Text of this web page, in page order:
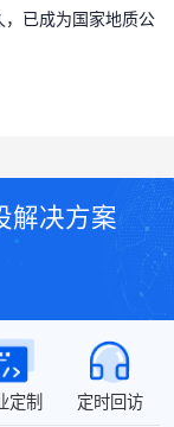
已成为国家地质公
解决方案
定制 定时回访